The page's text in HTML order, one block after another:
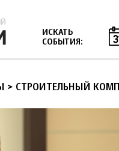
ИСКАТЬ
СОБЫТИЯ:
> СТРОИТЕЛЬНЫЙ